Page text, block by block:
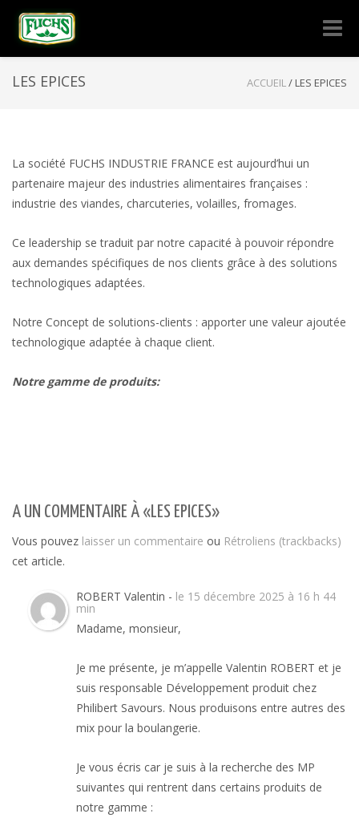
-
LES EPICES ACCUEIL/ LES EPICES
La société FUCHS INDUSTRIE FRANCE est aujourd’hui un
partenaire majeur des industries alimentaires françaises :
industrie des viandes, charcuteries, volailles, fromages.
Ce leadership se traduit par notre capacité à pouvoir répondre
aux demandes spécifiques de nos clients grâce à des solutions
technologiques adaptées.
Notre Concept de solutions-clients : apporter une valeur ajoutée
technologique adaptée à chaque client.
Notre gamme de produits:
A UN COMMENTAIRE À «LES EPICES»
Vous pouvez laisser un commentaire ou Rétroliens (trackbacks)
cet article.
ROBERT Valentin - le 15 décembre 2025 à 16 h 44
min
Madame, monsieur,
Je me présente, je m’appelle Valentin ROBERT et je
suis responsable Développement produit chez
Philibert Savours. Nous produisons entre autres des
mix pour la boulangerie.
Je vous écris car je suis à la recherche des MP
suivantes qui rentrent dans certains produits de
notre gamme :